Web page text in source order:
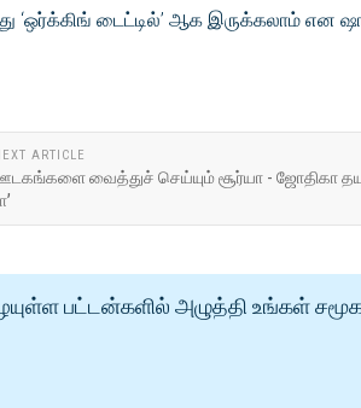
‘ஒர்க்கிங் டைட்டில்’ ஆக இருக்கலாம் என
ARTICLE
வைத்துச் செய்யும் சூர்யா - ஜோதிகா
பட்டன்களில் அழுத்தி உங்கள்